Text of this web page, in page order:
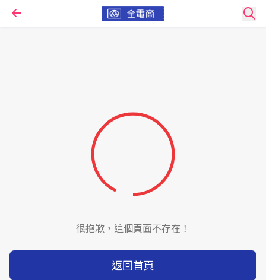
很抱歉，這個頁面不存在！
返回首頁